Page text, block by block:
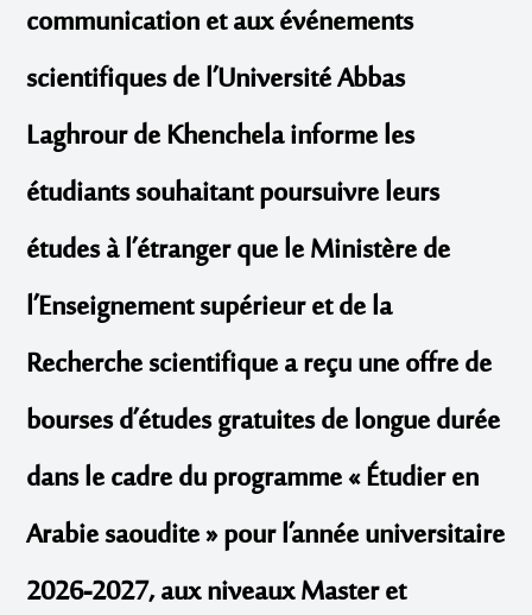
communication et aux événements
scientifiques de l’Université Abbas
Laghrour de Khenchela informe les
étudiants souhaitant poursuivre leurs
études à l’étranger que le Ministère de
l’Enseignement supérieur et de la
Recherche scientifique a reçu une offre de
bourses d’études gratuites de longue durée
dans le cadre du programme« Étudier en
Arabie saoudite »pour l’année universitaire
2026-2027, aux niveaux Master et